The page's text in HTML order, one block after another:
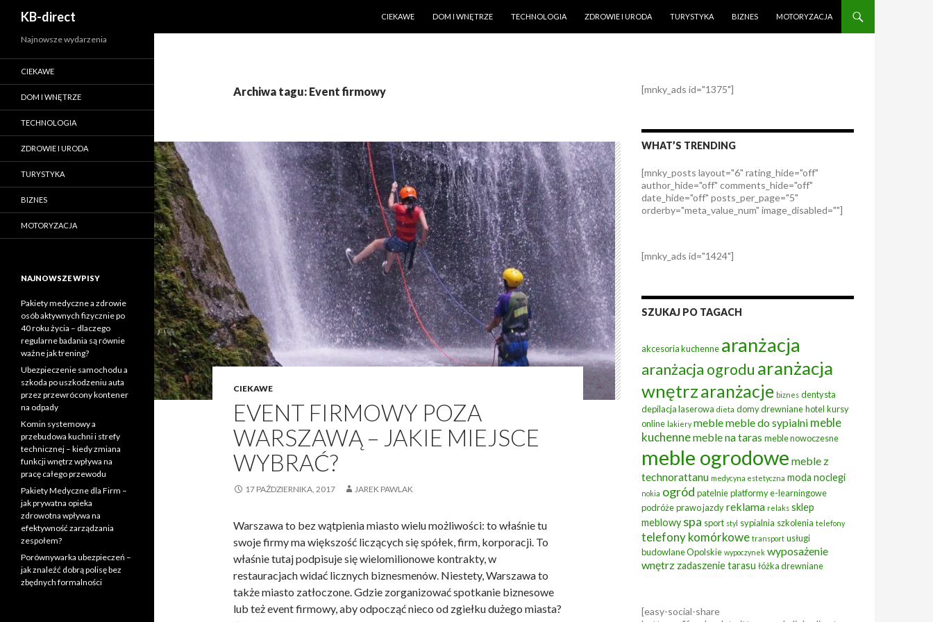
KB-direct
CIEKAWE
DOM I WNĘTRZE TECHNOLOGIA ZDROWIE I URODA TURYSTYKA BIZNES MOTORYZACJA
Archiwa tagu: Event firmowy
CIEKAWE
EVENT FIRMOWY POZA
WARSZAWĄ – JAKIE MIEJSCE
WYBRAĆ?
17 PAŹDZIERNIKA, 2017 JAREK PAWLAK
Warszawa to bez wątpienia miasto wielu możliwości: to właśnie tu
swoje firmy ma większość liczących się spółek, firm, korporacji. To
właśnie tutaj podpisuje się wielomilionowe kontrakty, w
restauracjach widać licznych biznesmenów. Niestety, Warszawa to
także miasto zatłoczone. Gdzie zorganizować spotkanie biznesowe
lub też event firmowy, aby odpocząć nieco od zgiełku dużego miasta?
[mnky_ads id="1375"]
WHAT’S TRENDING
[mnky_posts layout="6" rating_hide="off"
author_hide="off" comments_hide="off"
date_hide="off" posts_per_page="5"
orderby="meta_value_num" image_disabled=""]
[mnky_ads id="1424"]
SZUKAJ PO TAGACH
akcesoria kuchenne aranżacja
aranżacja ogrodu aranżacja
wnętrzaranżacje biznes dentysta
depilacja laserowa dieta domy drewnianehotel kursy
online lakiery meblemeble do sypialni meble
kuchennemeble na taras meble nowoczesne
meble ogrodowe meble z
technorattanu medycyna estetyczna moda noclegi
nokia ogród patelnieplatformy e-learningowe
podróżeprawo jazdyreklama relaks sklep
meblowy spa sport styl sypialnia szkolenia telefony
telefony komórkowe transport usługi
budowlane Opolskie wypoczynek wyposażenie
wnętrz zadaszenie tarasu łóżka drewniane
[easy-social-share
Najnowsze wydarzenia
CIEKAWE
DOM I WNĘTRZE
TECHNOLOGIA
ZDROWIE I URODA
TURYSTYKA
BIZNES
MOTORYZACJA
NAJNOWSZE WPISY
Pakiety medyczne a zdrowie
osób aktywnych fizycznie po
40 roku życia – dlaczego
regularne badania są równie
ważne jak trening?
Ubezpieczenie samochodu a
szkoda po uszkodzeniu auta
przez przewrócony kontener
na odpady
Komin systemowy a
przebudowa kuchni i strefy
technicznej – kiedy zmiana
funkcji wnętrz wpływa na
pracę całego przewodu
Pakiety Medyczne dla Firm –
jak prywatna opieka
zdrowotna wpływa na
efektywność zarządzania
zespołem?
Porównywarka ubezpieczeń –
jak znaleźć dobrą polisę bez
zbędnych formalności